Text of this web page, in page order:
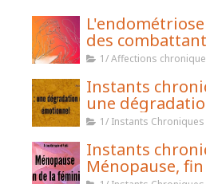
des
1/ Affections
Instants
une
émotionnel
1/ Instants Chroniques
Instants
Ménopause,